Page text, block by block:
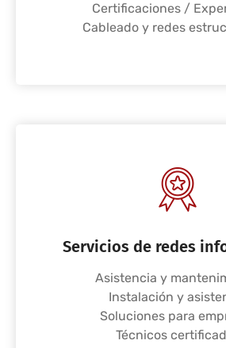
Certificaciones /
Cableado y redes
Servicios de redes
Asistencia y
Instalación y
Soluciones para
Técnicos